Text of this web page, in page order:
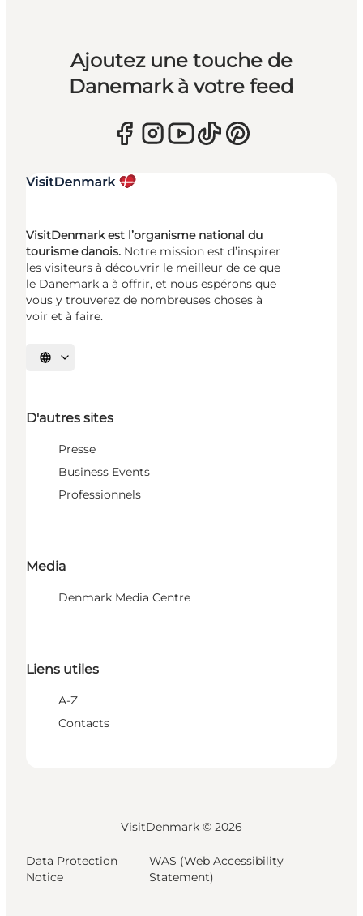
Ajoutez une touche de
Danemark à votre feed
VisitDenmark est l’organisme national du
tourisme danois. Notre mission est d’inspirer
les visiteurs à découvrir le meilleur de ce que
le Danemark a à offrir, et nous espérons que
vous y trouverez de nombreuses choses à
voir et à faire.
Choisissez la langue
D'autres sites
Presse
Business Events
Professionnels
Media
Denmark Media Centre
Liens utiles
A-Z
Contacts
VisitDenmark © 2026
Data Protection
Notice
WAS (Web Accessibility
Statement)